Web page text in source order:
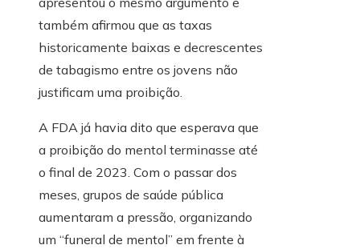
também afirmou que as taxas
historicamente baixas e decrescentes
de tabagismo entre os jovens não
justificam uma proibição.
A FDA já havia dito que esperava que
a proibição do mentol terminasse até
o final de 2023. Com o passar dos
meses, grupos de saúde pública
aumentaram a pressão, organizando
um “funeral de mentol” em frente à